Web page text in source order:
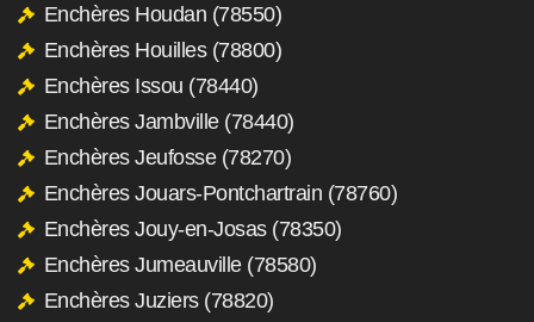
Enchères Houdan (78550)
Enchères Houilles (78800)
Enchères Issou (78440)
Enchères Jambville (78440)
Enchères Jeufosse (78270)
Enchères Jouars-Pontchartrain (78760)
Enchères Jouy-en-Josas (78350)
Enchères Jumeauville (78580)
Enchères Juziers (78820)